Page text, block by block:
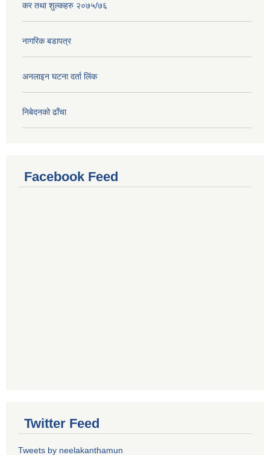
कर तथा शुल्कहरु २०७५/७६
नागरिक बडापत्र
अनलाइन घटना दर्ता लिंक
निबेदनको ढाँचा
Facebook Feed
Twitter Feed
Tweets by neelakanthamun